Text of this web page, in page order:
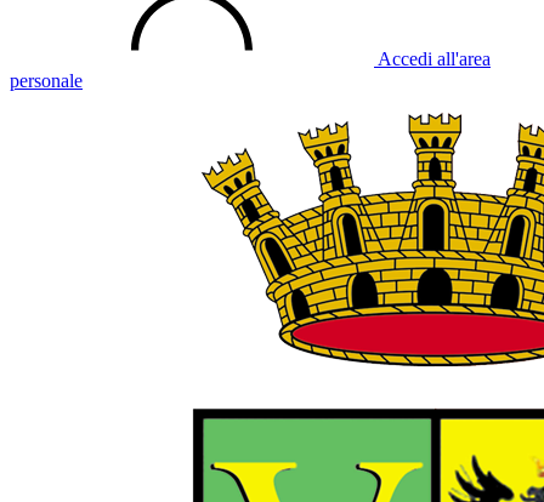
Accedi all'area
personale